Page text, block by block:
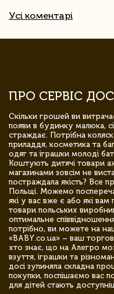
Усі коментарі
ПРО СЕРВІС
Скільки грошей ви
появи в будинку малюка,
страждає. Потрібна
приладдя, косметика та
одяг та іграшки молоді
Коштують дитячі товари
магазинами зовсім не
постраждала якість? Все
Польщі. Можемо
які у вас вже є або які
товари польських
оптимальне
потрібно, ви можете на
«BABY.co.ua» – ваш
хто знає, що на Алегро
взуття, іграшки та
досі зупиняла складна
покупки, поспішаємо вас
для дітей стають